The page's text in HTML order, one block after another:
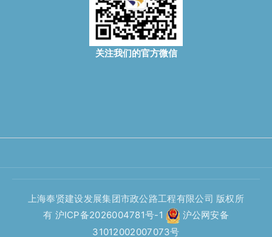
关注我们的官方微信
上海奉贤建设发展集团市政公路工程有限公司 版权所
有 沪ICP备2026004781号-1
沪公网安备
31012002007073号